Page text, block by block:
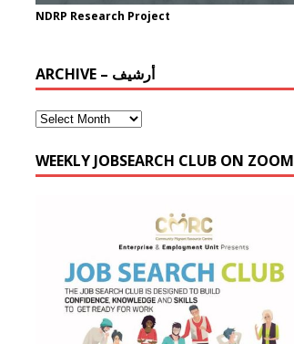
NDRP Research Project
ARCHIVE – أرشيف
WEEKLY JOBSEARCH CLUB ON ZOOM